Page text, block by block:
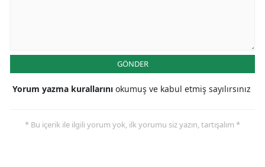
GÖNDER
Yorum yazma kurallarını okumuş ve kabul etmiş sayılırsınız
* Bu içerik ile ilgili yorum yok, ilk yorumu siz yazın, tartışalım *